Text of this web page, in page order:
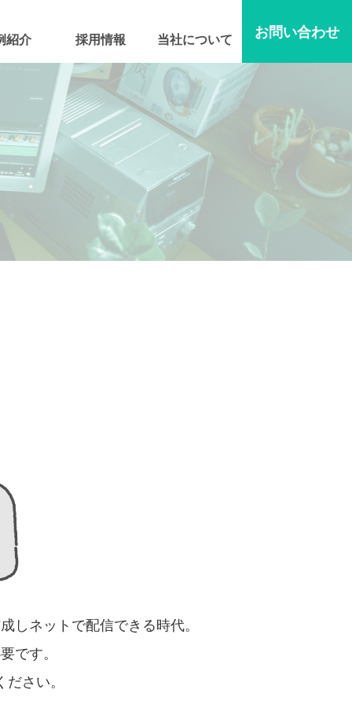
紹介 採用情報 当社について お問い合わせ
しネットで配信できる時代。
です。
さい。